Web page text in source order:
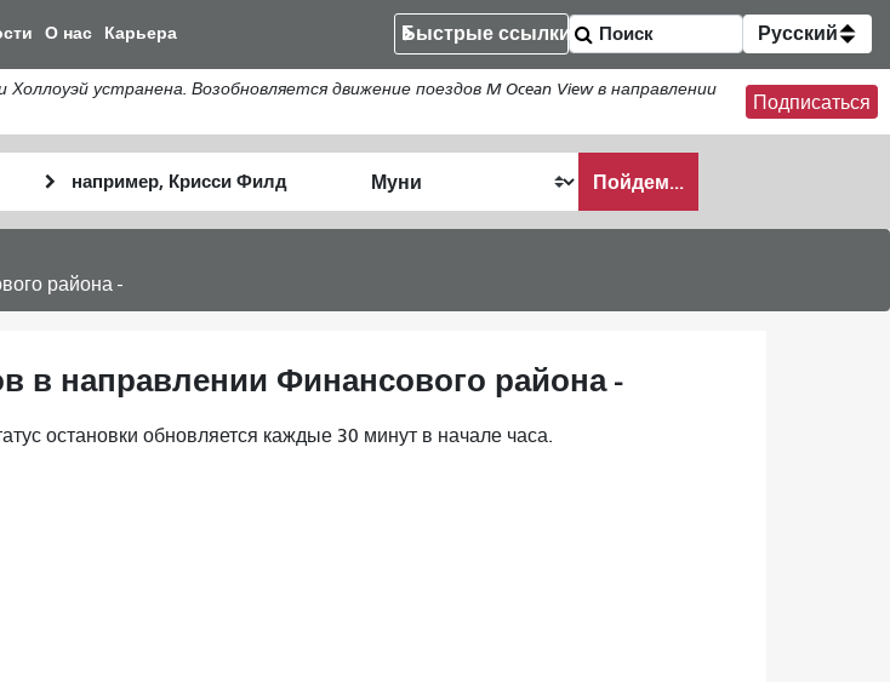
к
общему
содержанию
О нас Карьера Быстрые ссылки Русский
устранена. Возобновляется движение поездов M Ocean View в направлении
Подписаться
окончания
я
Пойдем...
района -
в направлении Финансового района -
остановки обновляется каждые 30 минут в начале часа.